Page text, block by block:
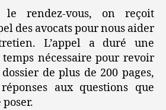
rendez-vous, on reçoit
des avocats pour nous aider
L’appel a duré une
nécessaire pour revoir
de plus de 200 pages,
aux questions que